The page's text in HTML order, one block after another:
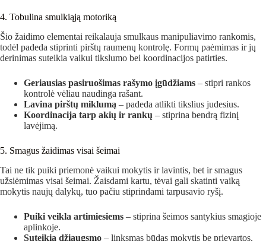
4. Tobulina smulkiąją motoriką
Šio žaidimo elementai reikalauja smulkaus manipuliavimo rankomis,
todėl padeda stiprinti pirštų raumenų kontrolę. Formų paėmimas ir jų
derinimas suteikia vaikui tikslumo bei koordinacijos patirties.
Geriausias pasiruošimas rašymo įgūdžiams – stipri rankos
kontrolė vėliau naudinga rašant.
Lavina pirštų miklumą – padeda atlikti tikslius judesius.
Koordinacija tarp akių ir rankų – stiprina bendrą fizinį
lavėjimą.
5. Smagus žaidimas visai šeimai
Tai ne tik puiki priemonė vaikui mokytis ir lavintis, bet ir smagus
užsiėmimas visai šeimai. Žaisdami kartu, tėvai gali skatinti vaiką
mokytis naujų dalykų, tuo pačiu stiprindami tarpusavio ryšį.
Puiki veikla artimiesiems – stiprina šeimos santykius smagioje
aplinkoje.
Suteikia džiaugsmo – linksmas būdas mokytis be prievartos.